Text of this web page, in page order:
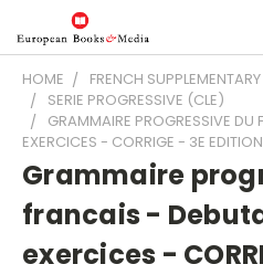
HOME
FRENCH
SERIE PROGRESSIVE (CLE)
GRAMMAIRE PROGRESSIVE
EXERCICES - CORRIGE - 3E EDITION
Grammaire
francais -
exercices -